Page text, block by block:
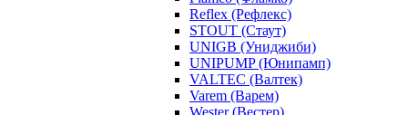
Reflex (Рефлекс)
STOUT (Стаут)
UNIGB (Униджиби)
UNIPUMP (Юнипамп)
VALTEC (Валтек)
Varem (Варем)
Wester (Вестер)